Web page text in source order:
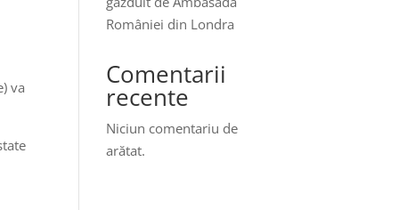
va
României din Londra
Comentarii
recente
Niciun comentariu de
arătat.